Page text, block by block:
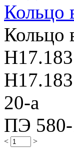
Кольцо
Кольцо
20-а
ПЭ
< >